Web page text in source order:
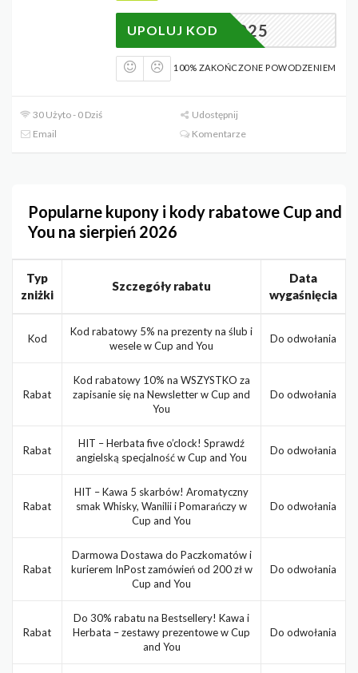
LATO2025
UPOLUJ KOD
100% ZAKOŃCZONE POWODZENIEM
30 Użyto - 0 Dziś
Udostępnij
Email
Komentarze
Popularne kupony i kody rabatowe Cup and
You na sierpień 2026
Typ
zniżki
Szczegóły rabatu
Data
wygaśnięcia
Kod
Kod rabatowy 5% na prezenty na ślub i
wesele w Cup and You
Do odwołania
Rabat
Kod rabatowy 10% na WSZYSTKO za
zapisanie się na Newsletter w Cup and
You
Do odwołania
Rabat
HIT – Herbata five o’clock! Sprawdź
angielską specjalność w Cup and You
Do odwołania
Rabat
HIT – Kawa 5 skarbów! Aromatyczny
smak Whisky, Wanilii i Pomarańczy w
Cup and You
Do odwołania
Rabat
Darmowa Dostawa do Paczkomatów i
kurierem InPost zamówień od 200 zł w
Cup and You
Do odwołania
Rabat
Do 30% rabatu na Bestsellery! Kawa i
Herbata – zestawy prezentowe w Cup
and You
Do odwołania